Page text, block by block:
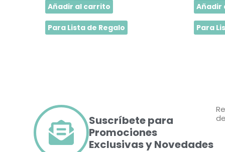
Añadir al carrito
Para Lista de Regalo
Añadir
Para
Suscríbete para
Promociones
Exclusivas y Novedades